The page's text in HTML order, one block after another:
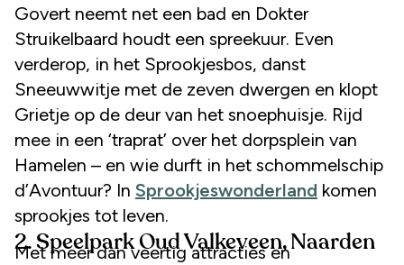
Govert neemt net een bad en Dokter
Struikelbaard houdt een spreekuur. Even
verderop, in het Sprookjesbos, danst
Sneeuwwitje met de zeven dwergen en klopt
Grietje op de deur van het snoephuisje. Rijd
mee in een ‘traprat’ over het dorpsplein van
Hamelen – en wie durft in het schommelschip
d’Avontuur? In Sprookjeswonderland komen
sprookjes tot leven.
2. Speelpark Oud Valkeveen, Naarden
Met meer dan veertig attracties en